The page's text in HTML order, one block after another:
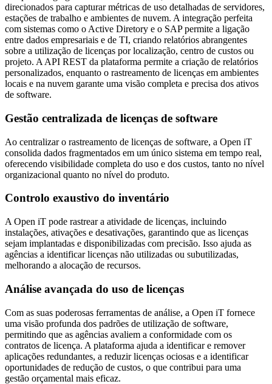
direcionados para capturar métricas de uso detalhadas de servidores,
estações de trabalho e ambientes de nuvem. A integração perfeita
com sistemas como o Active Diretory e o SAP permite a ligação
entre dados empresariais e de TI, criando relatórios abrangentes
sobre a utilização de licenças por localização, centro de custos ou
projeto. A API REST da plataforma permite a criação de relatórios
personalizados, enquanto o rastreamento de licenças em ambientes
locais e na nuvem garante uma visão completa e precisa dos ativos
de software.
Gestão centralizada de licenças de software
Ao centralizar o rastreamento de licenças de software, a Open iT
consolida dados fragmentados em um único sistema em tempo real,
oferecendo visibilidade completa do uso e dos custos, tanto no nível
organizacional quanto no nível do produto.
Controlo exaustivo do inventário
A Open iT pode rastrear a atividade de licenças, incluindo
instalações, ativações e desativações, garantindo que as licenças
sejam implantadas e disponibilizadas com precisão. Isso ajuda as
agências a identificar licenças não utilizadas ou subutilizadas,
melhorando a alocação de recursos.
Análise avançada do uso de licenças
Com as suas poderosas ferramentas de análise, a Open iT fornece
uma visão profunda dos padrões de utilização de software,
permitindo que as agências avaliem a conformidade com os
contratos de licença. A plataforma ajuda a identificar e remover
aplicações redundantes, a reduzir licenças ociosas e a identificar
oportunidades de redução de custos, o que contribui para uma
gestão orçamental mais eficaz.